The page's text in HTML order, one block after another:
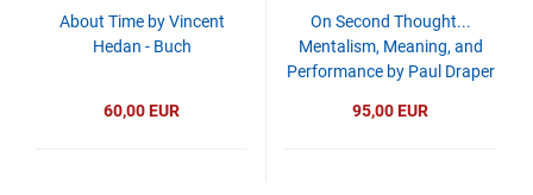
About Time by Vincent
Hedan - Buch
60,00 EUR
On Second Thought...
Mentalism, Meaning, and
Performance by Paul Draper
95,00 EUR